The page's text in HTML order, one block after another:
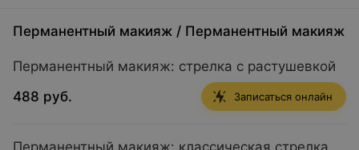
Перманентный макияж / Перманентный макияж
Перманентный макияж: стрелка с растушевкой
488 руб.
Записаться онлайн
Перманентный макияж: классическая стрелка